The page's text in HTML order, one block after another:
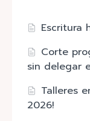
Escritura
Corte
sin delegar
Talleres
2026!